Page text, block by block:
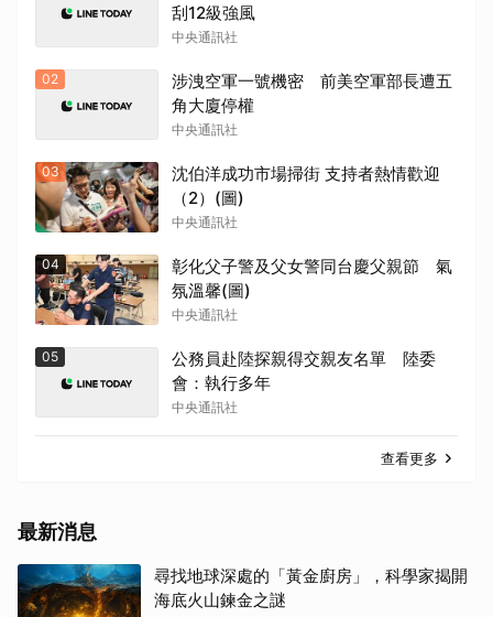
刮12級強風
中央通訊社
02
涉洩空軍一號機密 前美空軍部長遭五
角大廈停權
中央通訊社
03
沈伯洋成功市場掃街 支持者熱情歡迎
（2）(圖)
中央通訊社
04
彰化父子警及父女警同台慶父親節 氣
氛溫馨(圖)
中央通訊社
05
公務員赴陸探親得交親友名單 陸委
會：執行多年
中央通訊社
查看更多
最新消息
尋找地球深處的「黃金廚房」，科學家揭開
海底火山鍊金之謎